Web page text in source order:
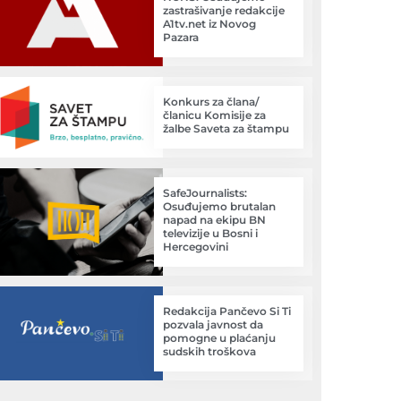
zastrašivanje redakcije
A1tv.net iz Novog
Pazara
Konkurs za člana/
članicu Komisije za
žalbe Saveta za štampu
SafeJournalists:
Osuđujemo brutalan
napad na ekipu BN
televizije u Bosni i
Hercegovini
Redakcija Pančevo Si Ti
pozvala javnost da
pomogne u plaćanju
sudskih troškova